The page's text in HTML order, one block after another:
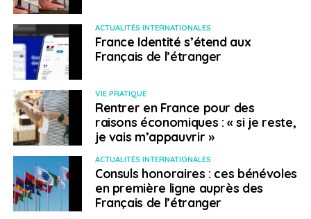
ACTUALITÉS INTERNATIONALES
France Identité s’étend aux
Français de l’étranger
VIE PRATIQUE
Rentrer en France pour des
raisons économiques : « si je reste,
je vais m’appauvrir »
ACTUALITÉS INTERNATIONALES
Consuls honoraires : ces bénévoles
en première ligne auprès des
Français de l’étranger